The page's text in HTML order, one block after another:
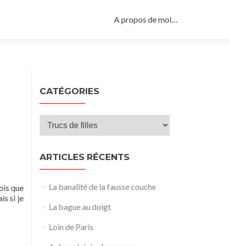
au
A propos de moi…
que
si je
CATÉGORIES
Catégories
ARTICLES RÉCENTS
La banalité de la fausse couche
La bague au doigt
Loin de Paris